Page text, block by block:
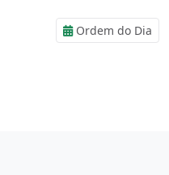
Ordem do Dia